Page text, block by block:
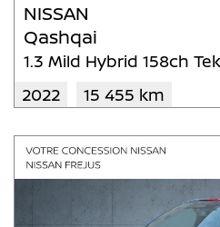
NISSAN
Qashqai
1.3 Mild Hybrid 158ch
2022
15 455 km